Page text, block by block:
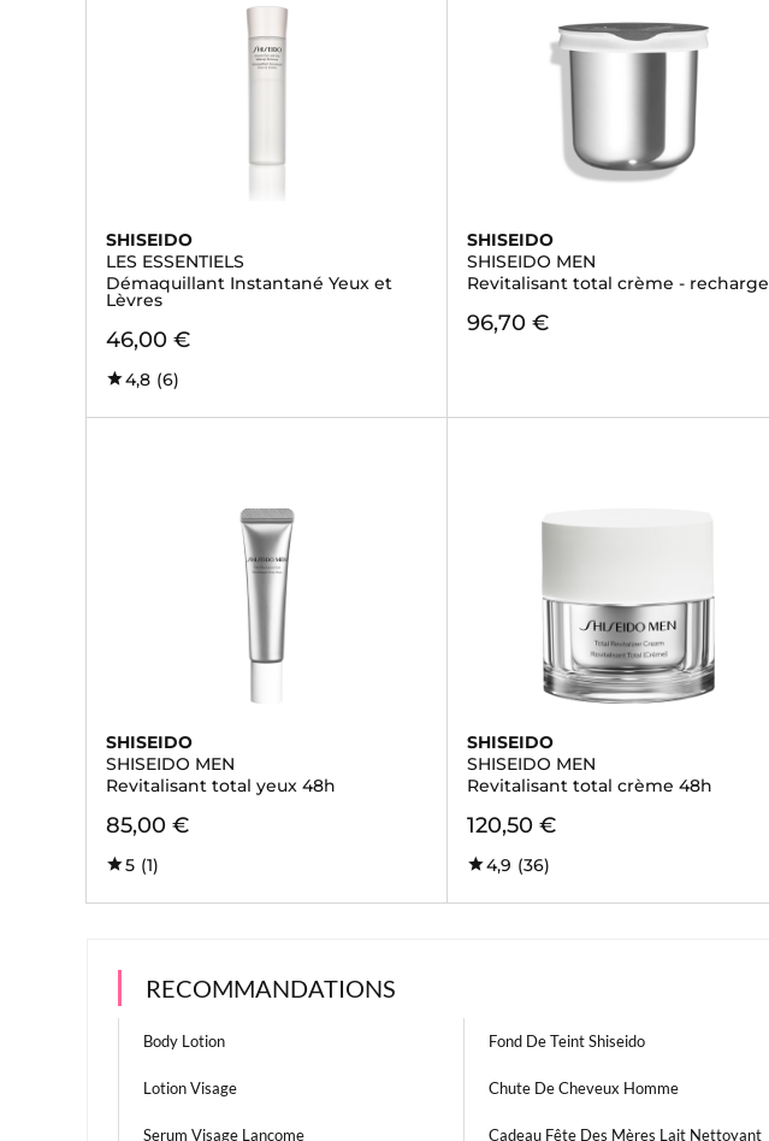
SHISEIDO
LES ESSENTIELS
Démaquillant Instantané Yeux et
Lèvres
46,00 €
4,8 (6)
SHISEIDO
SHISEIDO MEN
Revitalisant total crème - recharge
96,70 €
SHISEIDO
SHISEIDO MEN
Revitalisant total yeux 48h
85,00 €
5 (1)
SHISEIDO
SHISEIDO MEN
Revitalisant total crème 48h
120,50 €
4,9 (36)
RECOMMANDATIONS
Body Lotion Fond De Teint Shiseido
Lotion Visage Chute De Cheveux Homme
Serum Visage Lancome Cadeau Fête Des Mères Lait Nettoyant